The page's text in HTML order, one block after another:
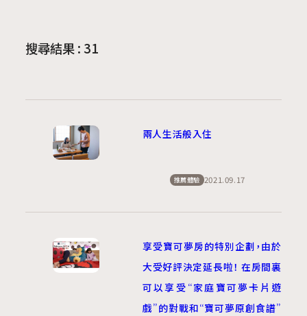
搜尋結果 : 31
兩人生活般入住
推薦體驗 2021.09.17
享受寶可夢房的特別企劃，由於
大受好評決定延長啦！ 在房間裏
可以享受“家庭寶可夢卡片遊
戲”的對戰和“寶可夢原創食譜”